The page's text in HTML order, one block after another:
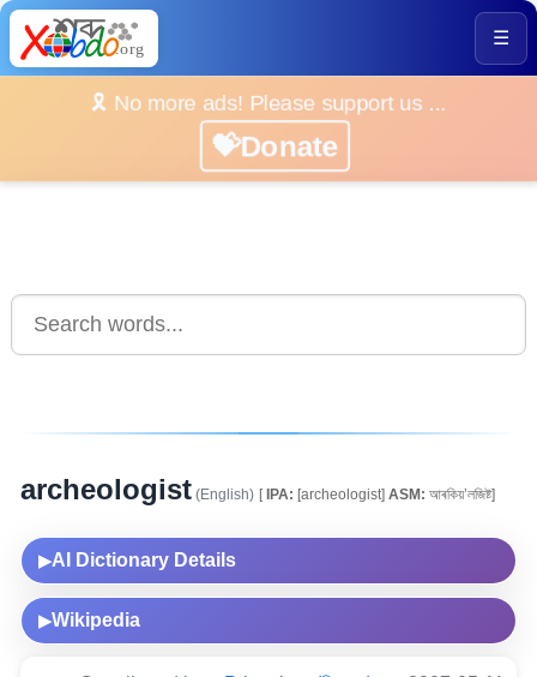
☰
🎗️ No more ads! Please support us ...
💝Donate
archeologist (English) [IPA: [archeologist] ASM: আৰকিয়’লজিষ্ট]
▶AI Dictionary Details
▶Wikipedia